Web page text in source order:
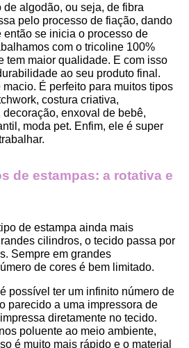
algodão, ou seja, de fibra
pelo processo de fiação, dando
então se inicia o processo de
com o tricoline 100%
tem maior qualidade. E com isso
ao seu produto final.
É perfeito para muitos tipos
costura criativa,
enxoval de bebê,
moda pet. Enfim, ele é super
de estampas: a rotativa e
de estampa ainda mais
cilindros, o tecido passa por
Sempre em grandes
de cores é bem limitado.
possível ter um infinito número de
parecido a uma impressora de
diretamente no tecido.
poluente ao meio ambiente,
é muito mais rápido e o material